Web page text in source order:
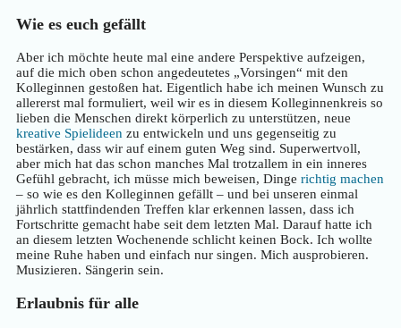
Wie es euch gefällt
Aber ich möchte heute mal eine andere Perspektive aufzeigen,
auf die mich oben schon angedeutetes „Vorsingen“ mit den
Kolleginnen gestoßen hat. Eigentlich habe ich meinen Wunsch zu
allererst mal formuliert, weil wir es in diesem Kolleginnenkreis so
lieben die Menschen direkt körperlich zu unterstützen, neue
kreative Spielideen zu entwickeln und uns gegenseitig zu
bestärken, dass wir auf einem guten Weg sind. Superwertvoll,
aber mich hat das schon manches Mal trotzallem in ein inneres
Gefühl gebracht, ich müsse mich beweisen, Dinge richtig machen
– so wie es den Kolleginnen gefällt – und bei unseren einmal
jährlich stattfindenden Treffen klar erkennen lassen, dass ich
Fortschritte gemacht habe seit dem letzten Mal. Darauf hatte ich
an diesem letzten Wochenende schlicht keinen Bock. Ich wollte
meine Ruhe haben und einfach nur singen. Mich ausprobieren.
Musizieren. Sängerin sein.
Erlaubnis für alle